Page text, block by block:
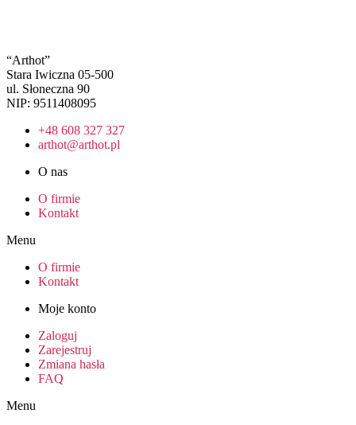
“Arthot”
Stara Iwiczna 05-500
ul. Słoneczna 90
NIP: 9511408095
+48 608 327 327
arthot@arthot.pl
O nas
O firmie
Kontakt
Menu
O firmie
Kontakt
Moje konto
Zaloguj
Zarejestruj
Zmiana hasła
FAQ
Menu